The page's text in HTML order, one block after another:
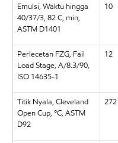
Emulsi, Waktu hingga
40/37/3, 82 C, min,
ASTM D1401
10
Perlecetan FZG, Fail
Load Stage, A/8.3/90,
ISO 14635-1
12
Titik Nyala, Cleveland
Open Cup, °C, ASTM
D92
272